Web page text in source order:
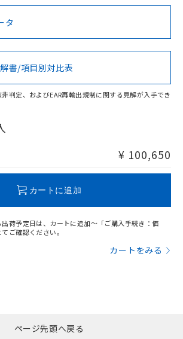
Hg Cd Cr(VI)
O
が混在する可能性があります。
。
この製品の規格認証/適合状況ページへ
証はこちらのページからご検索ください
タ
書/項目別対比表
判定、およびEAR再輸出規制に関する見解が入手でき
¥ 100,650
カートに追加
荷予定日は、カートに追加～「ご購入手続き：価
ご確認ください。
カートをみる
ページ先頭へ戻る